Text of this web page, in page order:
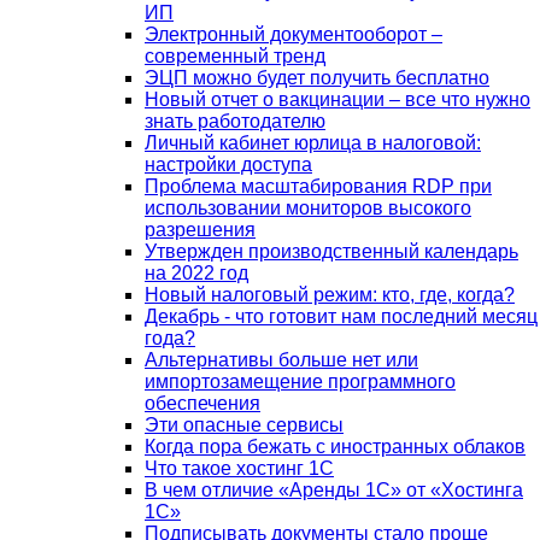
ИП
Электронный документооборот –
современный тренд
ЭЦП можно будет получить бесплатно
Новый отчет о вакцинации – все что нужно
знать работодателю
Личный кабинет юрлица в налоговой:
настройки доступа
Проблема масштабирования RDP при
использовании мониторов высокого
разрешения
Утвержден производственный календарь
на 2022 год
Новый налоговый режим: кто, где, когда?
Декабрь - что готовит нам последний месяц
года?
Альтернативы больше нет или
импортозамещение программного
обеспечения
Эти опасные сервисы
Когда пора бежать с иностранных облаков
Что такое хостинг 1С
В чем отличие «Аренды 1С» от «Хостинга
1С»
Подписывать документы стало проще